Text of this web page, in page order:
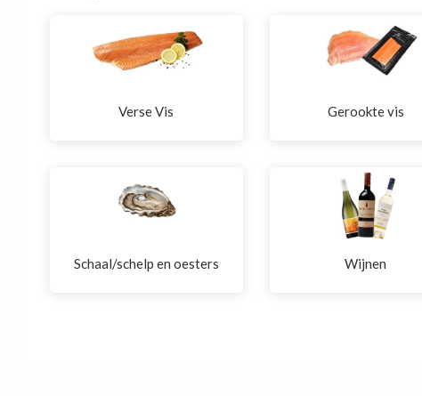
Verse Vis Gerookte vis
Schaal/schelp en oesters Wijnen